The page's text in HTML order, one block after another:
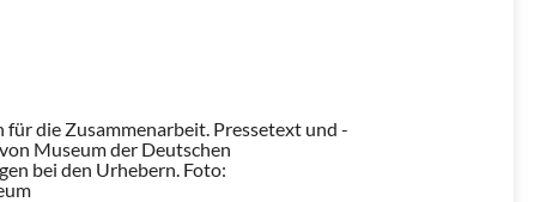
die Zusammenarbeit. Pressetext und -
Museum der Deutschen
bei den Urhebern. Foto: